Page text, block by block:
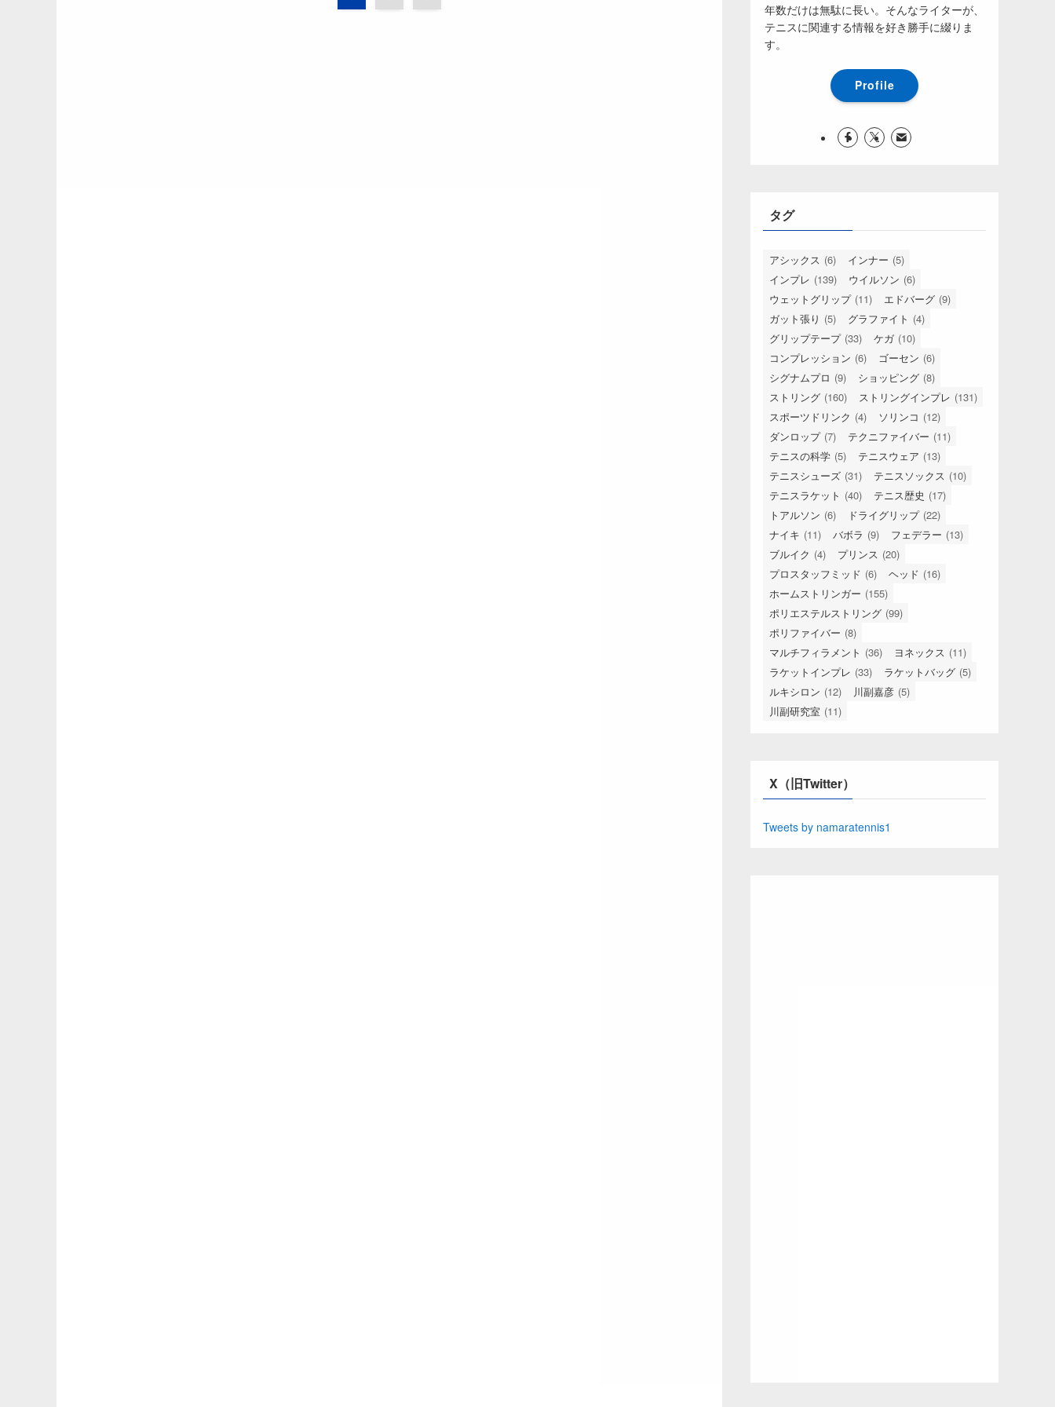
年数だけは無駄に長い。そんなライターが、
テニスに関連する情報を好き勝手に綴りま
す。
Profile
タグ
アシックス (6) インナー (5)
インプレ (139) ウイルソン (6)
ウェットグリップ (11) エドバーグ (9)
ガット張り (5) グラファイト (4)
グリップテープ (33) ケガ (10)
コンプレッション (6) ゴーセン (6)
シグナムプロ (9) ショッピング (8)
ストリング (160) ストリングインプレ (131)
スポーツドリンク (4) ソリンコ (12)
ダンロップ (7) テクニファイバー (11)
テニスの科学 (5) テニスウェア (13)
テニスシューズ (31) テニスソックス (10)
テニスラケット (40) テニス歴史 (17)
トアルソン (6) ドライグリップ (22)
ナイキ (11) バボラ (9) フェデラー (13)
ブルイク (4) プリンス (20)
プロスタッフミッド (6) ヘッド (16)
ホームストリンガー (155)
ポリエステルストリング (99)
ポリファイバー (8)
マルチフィラメント (36) ヨネックス (11)
ラケットインプレ (33) ラケットバッグ (5)
ルキシロン (12) 川副嘉彦 (5)
川副研究室 (11)
X（旧Twitter）
Tweets by namaratennis1